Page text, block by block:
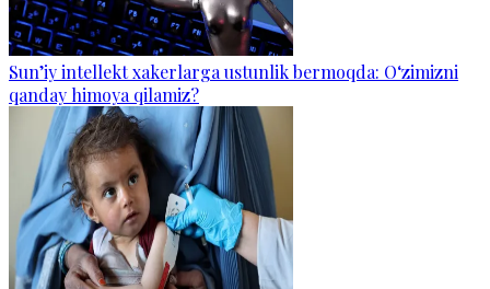
Sun’iy intellekt xakerlarga ustunlik bermoqda: O‘zimizni
qanday himoya qilamiz?